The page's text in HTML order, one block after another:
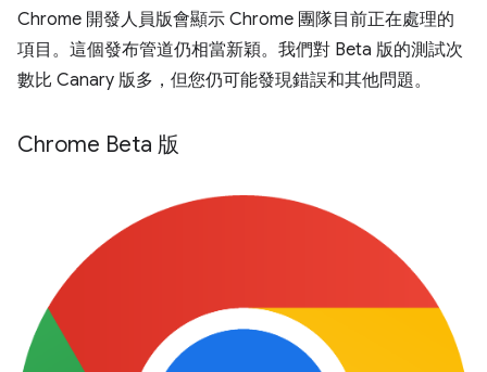
Chrome 開發人員版會顯示 Chrome 團隊目前正在處理的
項目。這個發布管道仍相當新穎。我們對 Beta 版的測試次
數比 Canary 版多，但您仍可能發現錯誤和其他問題。
Chrome Beta 版